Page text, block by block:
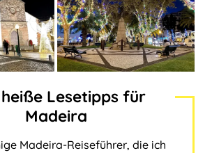
Lesetipps für
Madeira
Madeira-Reiseführer, die ich